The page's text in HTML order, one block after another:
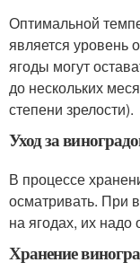
Оптимальной
является уровень
ягоды могут
до нескольких
степени зрелости).
Уход за
В процессе
осматривать. При
на ягодах, их надо
Хранение